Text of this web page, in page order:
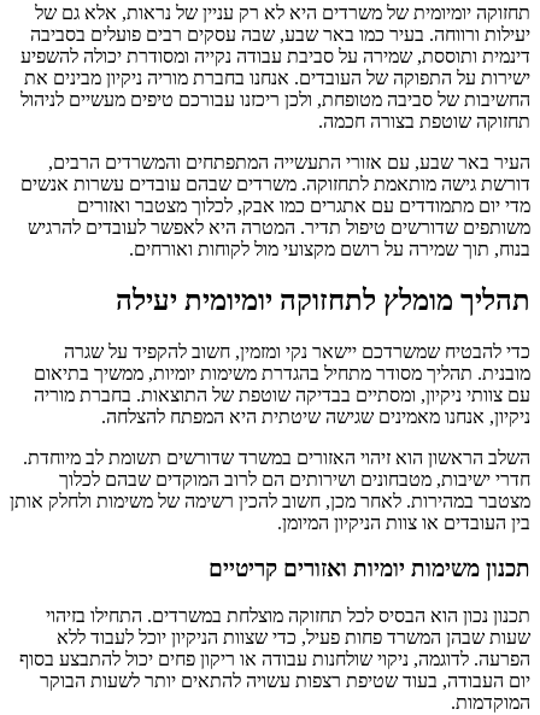
תחזוקה יומיומית של משרדים היא לא רק עניין של נראות, אלא גם של
יעילות ורווחה. בעיר כמו באר שבע, שבה עסקים רבים פועלים בסביבה
דינמית ותוססת, שמירה על סביבת עבודה נקייה ומסודרת יכולה להשפיע
ישירות על התפוקה של העובדים. אנחנו בחברת מוריה ניקיון מבינים את
החשיבות של סביבה מטופחת, ולכן ריכזנו עבורכם טיפים מעשיים לניהול
תחזוקה שוטפת בצורה חכמה.
העיר באר שבע, עם אזורי התעשייה המתפתחים והמשרדים הרבים,
דורשת גישה מותאמת לתחזוקה. משרדים שבהם עובדים עשרות אנשים
מדי יום מתמודדים עם אתגרים כמו אבק, לכלוך מצטבר ואזורים
משותפים שדורשים טיפול תדיר. המטרה היא לאפשר לעובדים להרגיש
בנוח, תוך שמירה על רושם מקצועי מול לקוחות ואורחים.
תהליך מומלץ לתחזוקה יומיומית יעילה
כדי להבטיח שמשרדכם יישאר נקי ומזמין, חשוב להקפיד על שגרה
מובנית. תהליך מסודר מתחיל בהגדרת משימות יומיות, ממשיך בתיאום
עם צוותי ניקיון, ומסתיים בבדיקה שוטפת של התוצאות. בחברת מוריה
ניקיון, אנחנו מאמינים שגישה שיטתית היא המפתח להצלחה.
השלב הראשון הוא זיהוי האזורים במשרד שדורשים תשומת לב מיוחדת.
חדרי ישיבות, מטבחונים ושירותים הם לרוב המוקדים שבהם לכלוך
מצטבר במהירות. לאחר מכן, חשוב להכין רשימה של משימות ולחלק אותן
בין העובדים או צוות הניקיון המיומן.
תכנון משימות יומיות ואזורים קריטיים
תכנון נכון הוא הבסיס לכל תחזוקה מוצלחת במשרדים. התחילו בזיהוי
שעות שבהן המשרד פחות פעיל, כדי שצוות הניקיון יוכל לעבוד ללא
הפרעה. לדוגמה, ניקוי שולחנות עבודה או ריקון פחים יכול להתבצע בסוף
יום העבודה, בעוד שטיפת רצפות עשויה להתאים יותר לשעות הבוקר
המוקדמות.